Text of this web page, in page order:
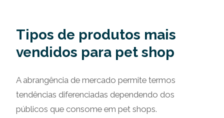
Tipos de produtos mais
vendidos para pet shop
A abrangência de mercado permite termos
tendências diferenciadas dependendo dos
públicos que consome em pet shops.